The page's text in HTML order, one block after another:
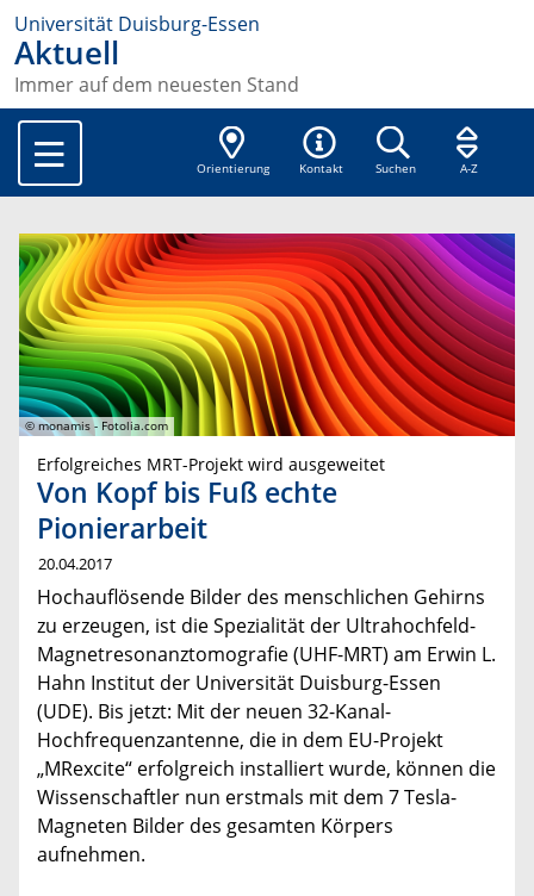
Universität Duisburg-Essen
Aktuell
Immer auf dem neuesten Stand
Orientierung Kontakt Suchen A-Z
© monamis - Fotolia.com
Erfolgreiches MRT-Projekt wird ausgeweitet
Von Kopf bis Fuß echte
Pionierarbeit
20.04.2017
Hochauflösende Bilder des menschlichen Gehirns
zu erzeugen, ist die Spezialität der Ultrahochfeld-
Magnetresonanztomografie (UHF-MRT) am Erwin L.
Hahn Institut der Universität Duisburg-Essen
(UDE). Bis jetzt: Mit der neuen 32-Kanal-
Hochfrequenzantenne, die in dem EU-Projekt
„MRexcite“ erfolgreich installiert wurde, können die
Wissenschaftler nun erstmals mit dem 7 Tesla-
Magneten Bilder des gesamten Körpers
aufnehmen.